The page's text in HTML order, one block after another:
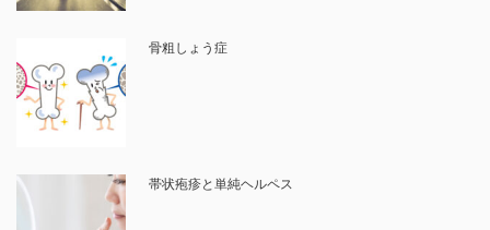
骨粗しょう症
帯状疱疹と単純ヘルペス